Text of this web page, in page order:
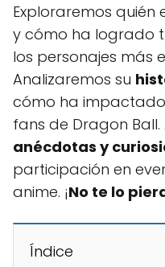
Exploraremos quién
y cómo ha logrado
los personajes más
Analizaremos su
cómo ha
fans de Dragon
anécdotas y
participación en
anime. ¡No te lo
Índice